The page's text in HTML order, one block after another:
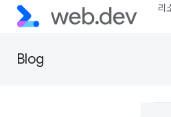
리
Blog